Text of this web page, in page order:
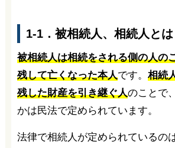
1-1．被相続人、相続人とは
被相続人は相続をされる側の人の
残して亡くなった本人です。 相続
残した財産を引き継ぐ人のことで
かは民法で定められています。
法律で相続人が定められているの